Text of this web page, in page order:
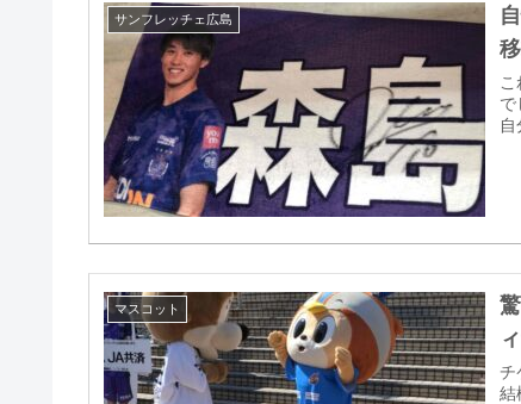
サンフレッチェ広島
で
自
マスコット
チ
結